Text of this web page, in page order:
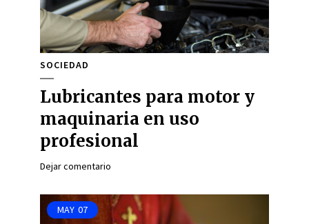
SOCIEDAD
Lubricantes para motor y
maquinaria en uso
profesional
Dejar comentario
MAY 07